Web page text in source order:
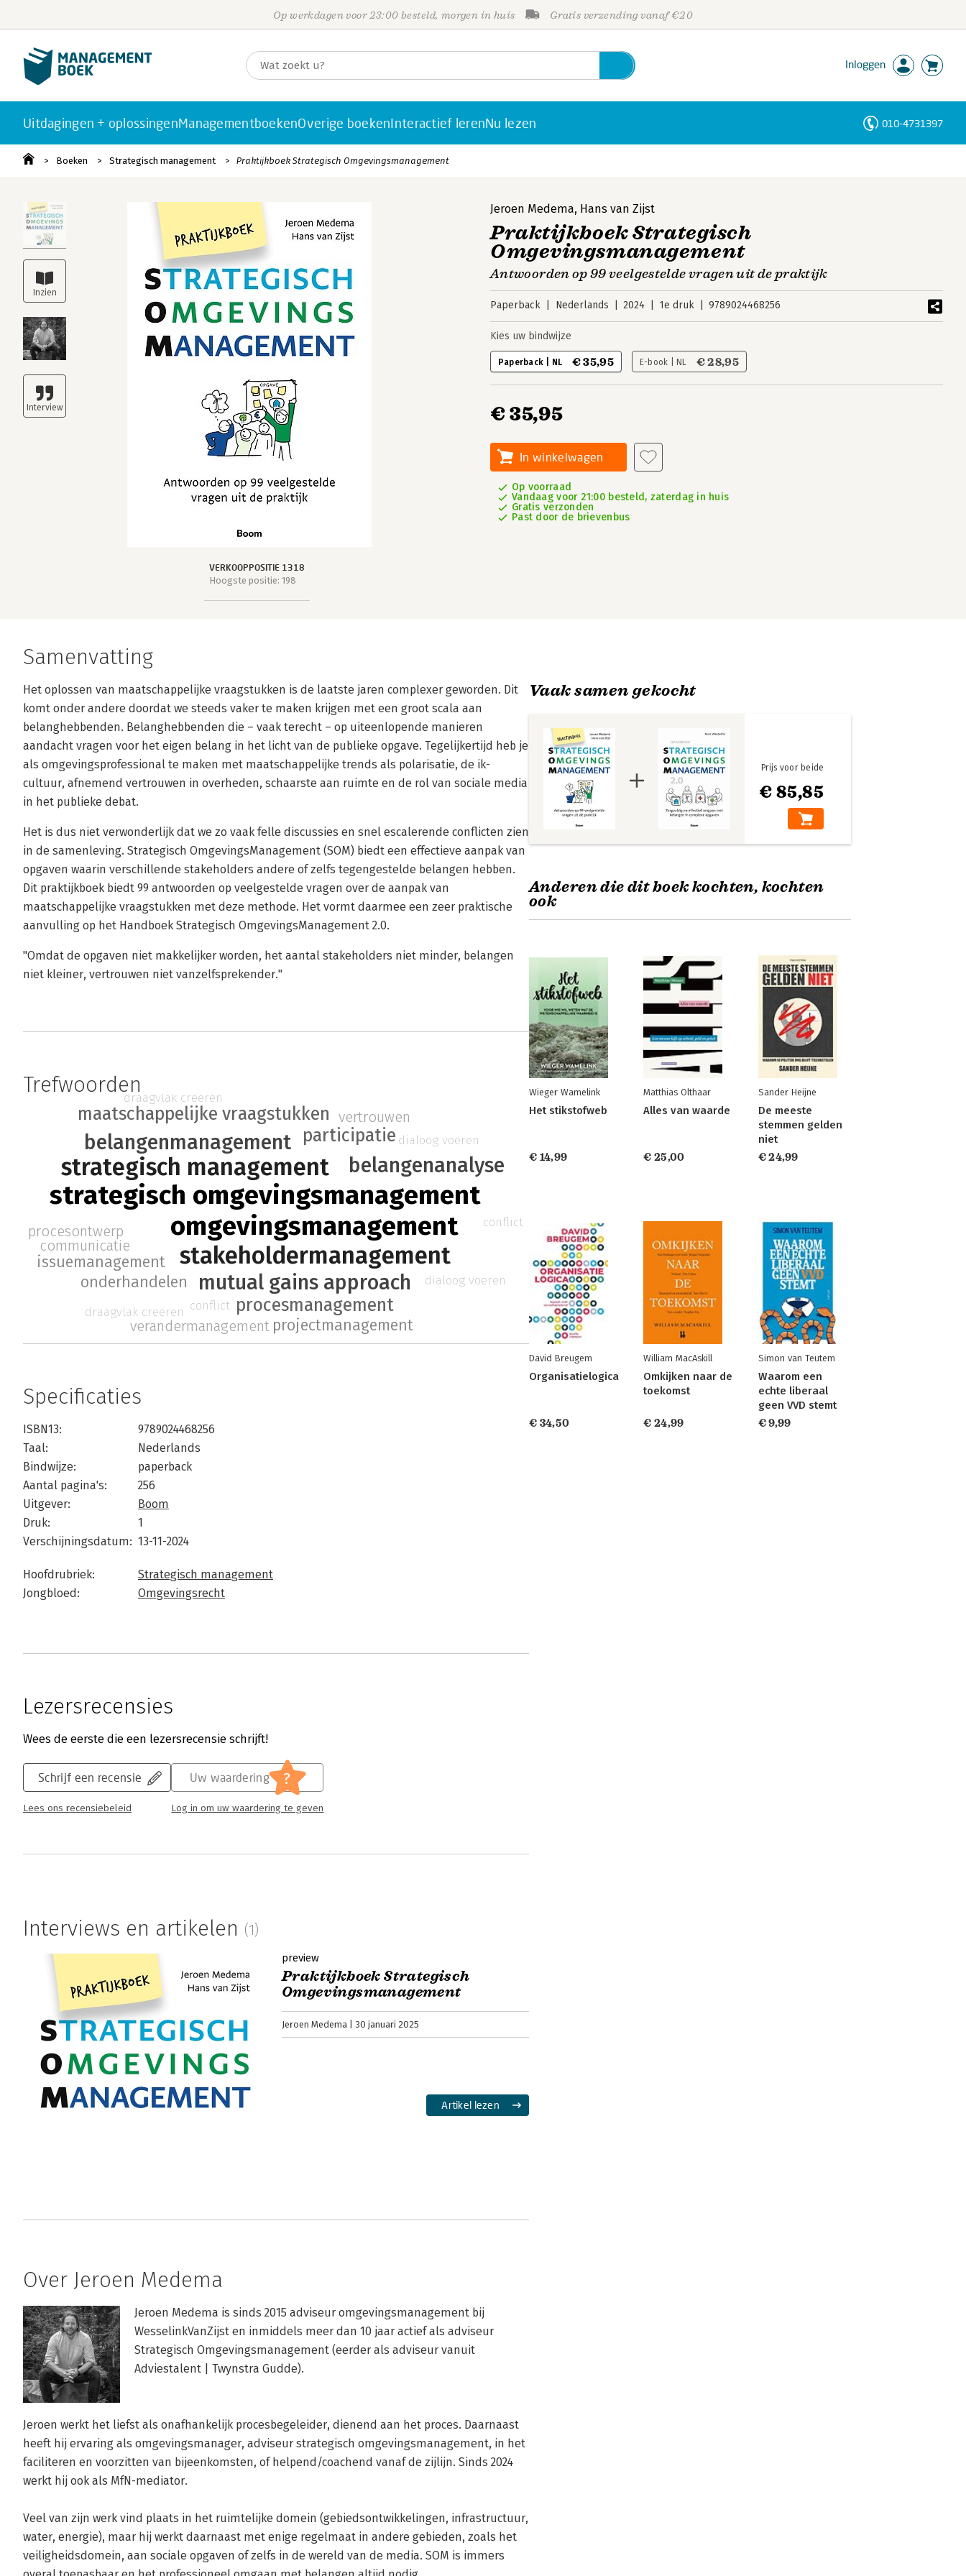
Op werkdagen voor 23:00 besteld, morgen in huis Gratis verzending vanaf €20
Inloggen
Uitdagingen + oplossingenManagementboekenOverige boekenInteractief lerenNu lezen 010-4731397
Boeken Strategisch management Praktijkboek Strategisch Omgevingsmanagement
VERKOOPPOSITIE 1318
Hoogste positie: 198
Jeroen Medema, Hans van Zijst
Praktijkboek Strategisch
Omgevingsmanagement
Antwoorden op 99 veelgestelde vragen uit de praktijk
Paperback Nederlands 2024 1e druk 9789024468256
Kies uw bindwijze
Paperback | NL € 35,95 E-book | NL € 28,95
€ 35,95
In winkelwagen
Op voorraad
Vandaag voor 21:00 besteld, zaterdag in huis
Gratis verzonden
Past door de brievenbus
Samenvatting
Het oplossen van maatschappelijke vraagstukken is de laatste jaren complexer geworden. Dit
komt onder andere doordat we steeds vaker te maken krijgen met een groot scala aan
belanghebbenden. Belanghebbenden die – vaak terecht – op uiteenlopende manieren
aandacht vragen voor het eigen belang in het licht van de publieke opgave. Tegelijkertijd heb je
als omgevingsprofessional te maken met maatschappelijke trends als polarisatie, de ik-
cultuur, afnemend vertrouwen in overheden, schaarste aan ruimte en de rol van sociale media
in het publieke debat.
Het is dus niet verwonderlijk dat we zo vaak felle discussies en snel escalerende conflicten zien
in de samenleving. Strategisch OmgevingsManagement (SOM) biedt een effectieve aanpak van
opgaven waarin verschillende stakeholders andere of zelfs tegengestelde belangen hebben.
Dit praktijkboek biedt 99 antwoorden op veelgestelde vragen over de aanpak van
maatschappelijke vraagstukken met deze methode. Het vormt daarmee een zeer praktische
aanvulling op het Handboek Strategisch OmgevingsManagement 2.0.
"Omdat de opgaven niet makkelijker worden, het aantal stakeholders niet minder, belangen
niet kleiner, vertrouwen niet vanzelfsprekender."
Trefwoorden
strategisch omgevingsmanagement
omgevingsmanagement
stakeholdermanagement
strategisch management
mutual gains approach
belangenmanagement
belangenanalyse
procesmanagement
participatie
maatschappelijke vraagstukken
issuemanagement
projectmanagement
onderhandelen
communicatie
procesontwerp
vertrouwen
verandermanagement
dialoog voeren
draagvlak creëren conflict
dialoog voeren
draagvlak creëren
conflict
Specificaties
ISBN13:
9789024468256
Taal:
Nederlands
Bindwijze:
paperback
Aantal pagina's:
256
Uitgever:
Boom
Druk:
1
Verschijningsdatum: 13-11-2024
Hoofdrubriek:
Strategisch management
Jongbloed:
Omgevingsrecht
Lezersrecensies
Wees de eerste die een lezersrecensie schrijft!
Schrijf een recensie
Lees ons recensiebeleid
Uw waardering ?
Log in om uw waardering te geven
Interviews en artikelen (1)
preview
Praktijkboek Strategisch
Omgevingsmanagement
Jeroen Medema 30 januari 2025
Artikel lezen
Over Jeroen Medema
Jeroen Medema is sinds 2015 adviseur omgevingsmanagement bij
WesselinkVanZijst en inmiddels meer dan 10 jaar actief als adviseur
Strategisch Omgevingsmanagement (eerder als adviseur vanuit
Jeroen werkt het liefst als onafhankelijk procesbegeleider, dienend aan het proces. Daarnaast
heeft hij ervaring als omgevingsmanager, adviseur strategisch omgevingsmanagement, in het
faciliteren en voorzitten van bijeenkomsten, of helpend/coachend vanaf de zijlijn. Sinds 2024
werkt hij ook als MfN-mediator.
Veel van zijn werk vind plaats in het ruimtelijke domein (gebiedsontwikkelingen, infrastructuur,
water, energie), maar hij werkt daarnaast met enige regelmaat in andere gebieden, zoals het
veiligheidsdomein, aan sociale opgaven of zelfs in de wereld van de media. SOM is immers
Vaak samen gekocht
€ 85,85
Prijs voor beide
Anderen die dit boek kochten, kochten
ook
Wieger Wamelink
Het stikstofweb
€ 14,99
Matthias Olthaar
Alles van waarde
€ 25,00
Sander Heijne
De meeste
stemmen gelden
niet
€ 24,99
David Breugem
Organisatielogica
€ 34,50
William MacAskill
Omkijken naar de
toekomst
€ 24,99
Simon van Teutem
Waarom een
echte liberaal
geen VVD stemt
€ 9,99
Personen